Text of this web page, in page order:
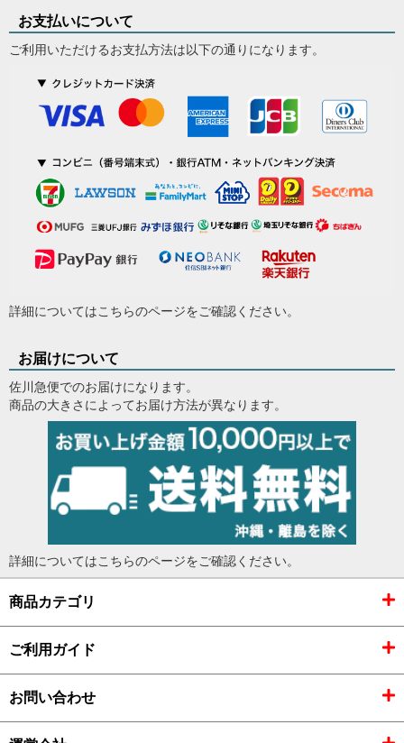
お支払いについて
ご利用いただけるお支払方法は以下の通りになります。
詳細についてはこちらのページをご確認ください。
お届けについて
佐川急便でのお届けになります。
商品の大きさによってお届け方法が異なります。
詳細についてはこちらのページをご確認ください。
商品カテゴリ
ご利用ガイド
お問い合わせ